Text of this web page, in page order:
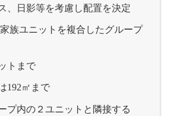
、日影等を考慮し配置を決定
族ユニットを複合したグループ
トまで
192㎡まで
プ内の２ユニットと隣接する